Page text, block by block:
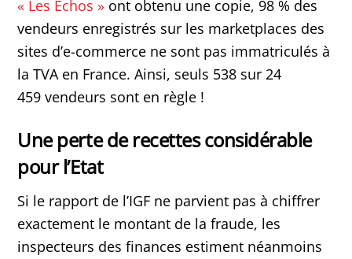
« Les Echos » ont obtenu une copie, 98 % des
vendeurs enregistrés sur les marketplaces des
sites d’e-commerce ne sont pas immatriculés à
la TVA en France. Ainsi, seuls 538 sur 24
459 vendeurs sont en règle !
Une perte de recettes considérable
pour l’Etat
Si le rapport de l’IGF ne parvient pas à chiffrer
exactement le montant de la fraude, les
inspecteurs des finances estiment néanmoins